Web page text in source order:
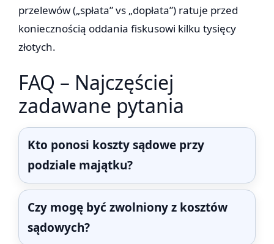
przelewów („spłata” vs „dopłata”) ratuje przed
koniecznością oddania fiskusowi kilku tysięcy
złotych.
FAQ – Najczęściej
zadawane pytania
Kto ponosi koszty sądowe przy
podziale majątku?
Czy mogę być zwolniony z kosztów
sądowych?